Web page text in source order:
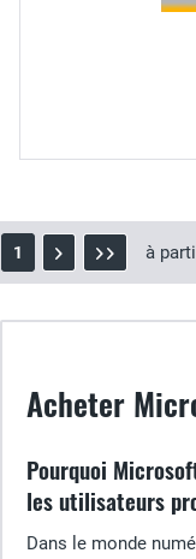
1 à
Acheter
Pourquoi
les utilisateurs
Dans le monde